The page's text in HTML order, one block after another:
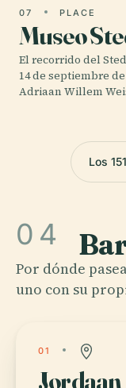
07 PLACE
Museo
El recorrido del
14 de septiembre
Adriaan Willem
Los
04
Por dónde
uno con su
01
Jordaan